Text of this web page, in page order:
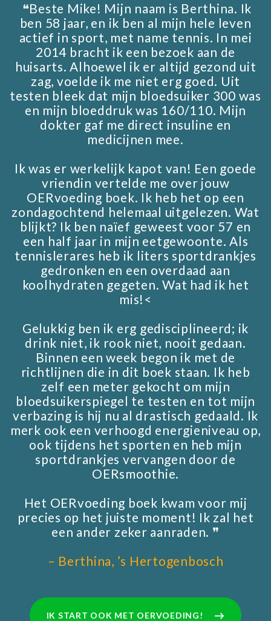
❝Beste Mike! Mijn naam is Berthina. Ik
ben 58 jaar, en ik ben al mijn hele leven
actief in sport, met name tennis. In mei
2014 bracht ik een bezoek aan de
huisarts. Alhoewel ik er altijd gezond uit
zag, voelde ik me niet erg goed. Uit
testen bleek dat mijn bloedsuiker 300 was
en mijn bloeddruk was 160/110. Mijn
dokter gaf me direct insuline en
medicijnen mee.
Ik was er werkelijk kapot van! Een goede
vriendin vertelde me over jouw
OERvoeding boek. Ik heb het op een
zondagochtend helemaal uitgelezen. Wat
blijkt? Ik ben naïef geweest voor 57 en
een half jaar in mijn eetgewoonte. Als
tennislerares heb ik liters sportdrankjes
gedronken en een overdaad aan
koolhydraten gegeten. Wat had ik het
mis!<
Gelukkig ben ik erg gedisciplineerd; ik
drink niet, ik rook niet, nooit gedaan.
Binnen een week begon ik met de
richtlijnen die in dit boek staan. Ik heb
zelf een meter gekocht om mijn
bloedsuikerspiegel te testen en tot mijn
verbazing is hij nu al drastisch gedaald. Ik
merk ook een verhoogd energieniveau op,
ook tijdens het sporten en heb mijn
sportdrankjes vervangen door de
OERsmoothie.
Het OERvoeding boek kwam voor mij
precies op het juiste moment! Ik zal het
een ander zeker aanraden. ❞
– Berthina, ’s Hertogenbosch
IK START OOK MET OERVOEDING!